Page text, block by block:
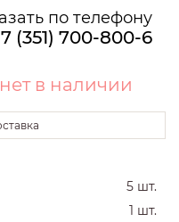
по телефону
(351) 700-800-6
в наличии
5 шт.
1 шт.